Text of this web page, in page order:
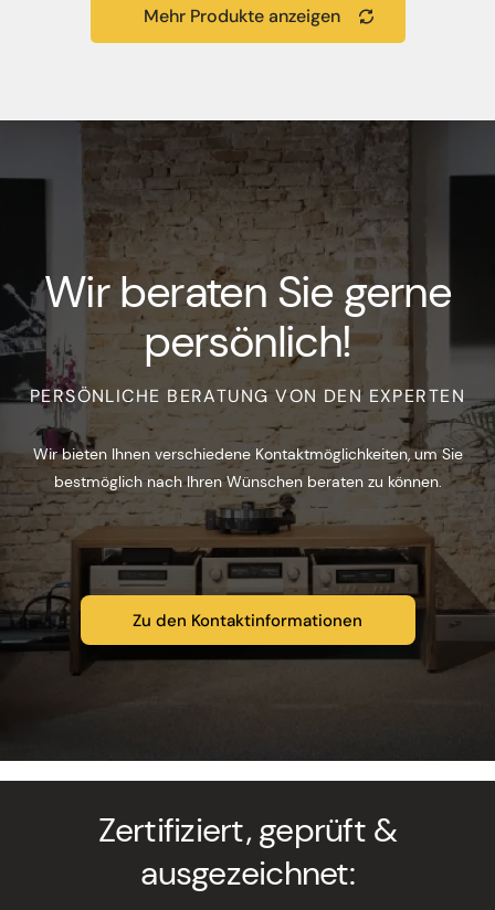
Mehr Produkte anzeigen
Wir beraten Sie gerne
persönlich!
PERSÖNLICHE BERATUNG VON DEN EXPERTEN
Wir bieten Ihnen verschiedene Kontaktmöglichkeiten, um Sie
bestmöglich nach Ihren Wünschen beraten zu können.
Zu den Kontaktinformationen
Zertifiziert, geprüft &
ausgezeichnet: